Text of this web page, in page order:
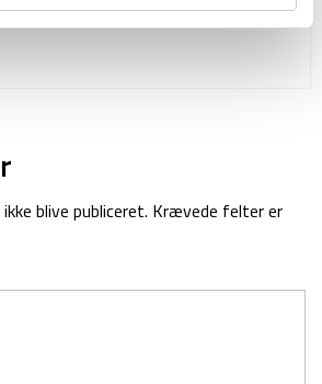
byder på endnu et år fyldt med nye
blive publiceret. Krævede felter er